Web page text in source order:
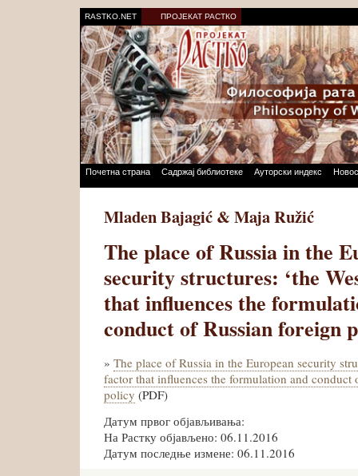
RASTKO.NET ПРОЈЕКАТ РАСТКО
Почетна страна Садржај библиотеке Ауторски индекс
Mladen Bajagić & Maja Ružić
The place of Russia in the
security structures: ‘the
that influences the
conduct of Russian foreign
» The place of Russia in the European security
factor that influences the formulation and conduct
policy (PDF)
Датум првог објављивања:
На Растку објављено: 06.11.2016
Датум последње измене: 06.11.2016